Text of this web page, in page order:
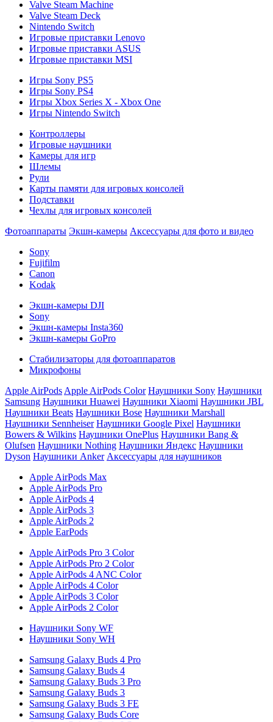
Valve Steam Machine
Valve Steam Deck
Nintendo Switch
Игровые приставки Lenovo
Игровые приставки ASUS
Игровые приставки MSI
Игры Sony PS5
Игры Sony PS4
Игры Xbox Series X - Xbox One
Игры Nintendo Switch
Контроллеры
Игровые наушники
Камеры для игр
Шлемы
Рули
Карты памяти для игровых консолей
Подставки
Чехлы для игровых консолей
Фотоаппараты Экшн-камеры Аксессуары для фото и видео
Sony
Fujifilm
Canon
Kodak
Экшн-камеры DJI
Sony
Экшн-камеры Insta360
Экшн-камеры GoPro
Стабилизаторы для фотоаппаратов
Микрофоны
Apple AirPods Apple AirPods Color Наушники Sony Наушники
Samsung Наушники Huawei Наушники Xiaomi Наушники JBL
Наушники Beats Наушники Bose Наушники Marshall
Наушники Sennheiser Наушники Google Pixel Наушники
Bowers & Wilkins Наушники OnePlus Наушники Bang &
Olufsen Наушники Nothing Наушники Яндекс Наушники
Dyson Наушники Anker Аксессуары для наушников
Apple AirPods Max
Apple AirPods Pro
Apple AirPods 4
Apple AirPods 3
Apple AirPods 2
Apple EarPods
Apple AirPods Pro 3 Color
Apple AirPods Pro 2 Color
Apple AirPods 4 ANC Color
Apple AirPods 4 Color
Apple AirPods 3 Color
Apple AirPods 2 Color
Наушники Sony WF
Наушники Sony WH
Samsung Galaxy Buds 4 Pro
Samsung Galaxy Buds 4
Samsung Galaxy Buds 3 Pro
Samsung Galaxy Buds 3
Samsung Galaxy Buds 3 FE
Samsung Galaxy Buds Core